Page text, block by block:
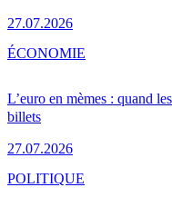
27.07.2026
L’euro en mèmes : quand
billets
27.07.2026
ÉCONOMIE
POLITIQUE